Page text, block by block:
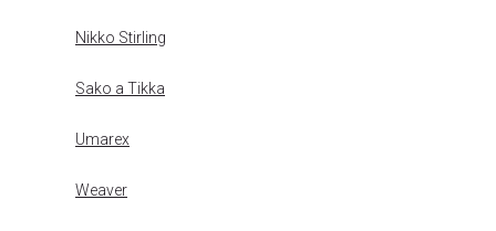
Nikko Stirling
Sako a Tikka
Umarex
Weaver